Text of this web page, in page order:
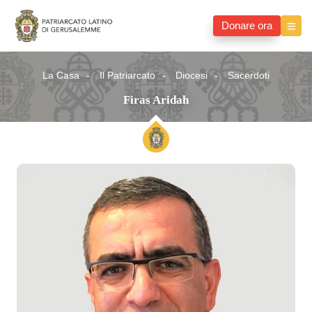
Donare ora
La Casa Il Patriarcato Diocesi Sacerdoti
Firas Aridah